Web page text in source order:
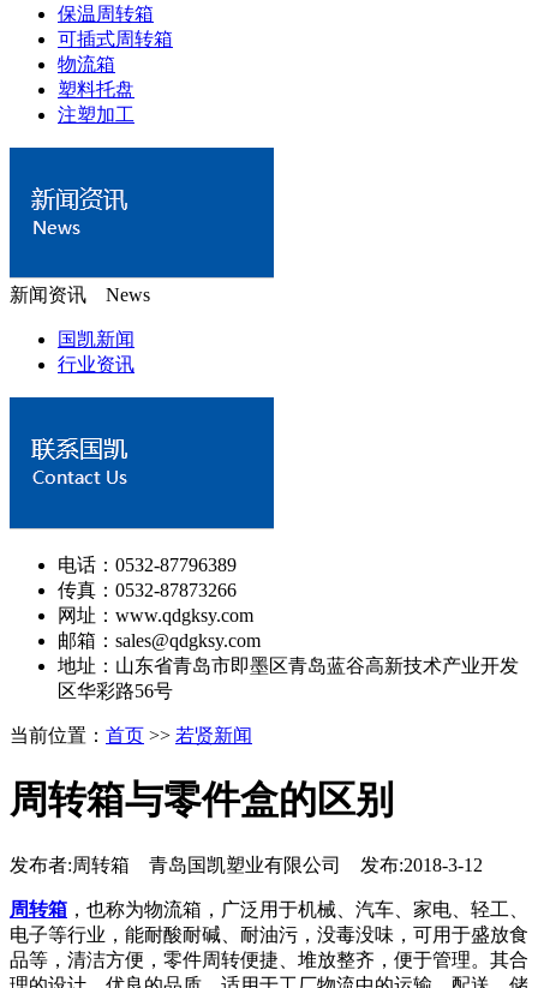
保温周转箱
可插式周转箱
物流箱
塑料托盘
注塑加工
新闻资讯 News
国凯新闻
行业资讯
电话：0532-87796389
传真：0532-87873266
网址：www.qdgksy.com
邮箱：sales@qdgksy.com
地址：山东省青岛市即墨区青岛蓝谷高新技术产业开发
区华彩路56号
当前位置： 首页 >> 若贤新闻
周转箱与零件盒的区别
发布者:周转箱 青岛国凯塑业有限公司 发布:2018-3-12
周转箱 ，也称为物流箱，广泛用于机械、汽车、家电、轻工、
电子等行业，能耐酸耐碱、耐油污，没毒没味，可用于盛放食
品等，清洁方便，零件周转便捷、堆放整齐，便于管理。其合